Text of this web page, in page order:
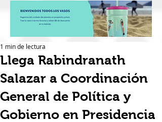
Llega Rabindranath
Salazar a Coordinación
General de Política y
Gobierno en Presidencia
1 min de lectura